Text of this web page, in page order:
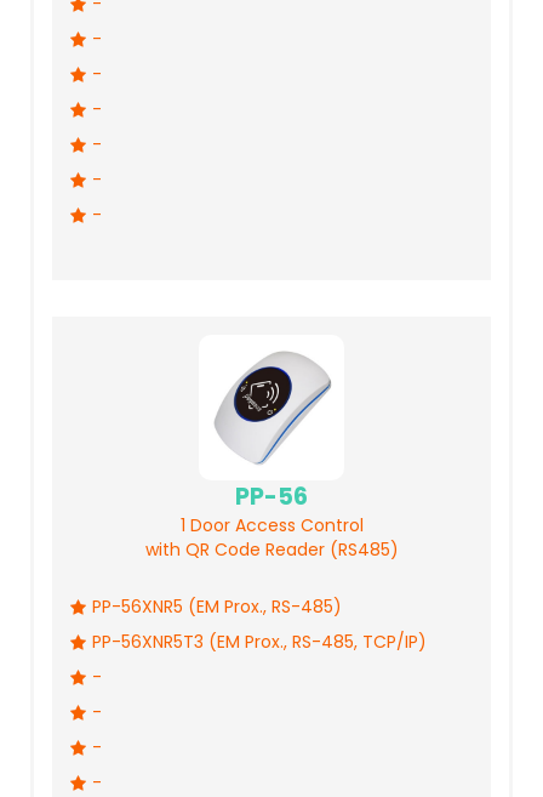
-
-
-
-
-
-
PP-56
1 Door Access Control
with QR Code Reader (RS485)
PP-56XNR5 (EM Prox., RS-485)
PP-56XNR5T3 (EM Prox., RS-485, TCP/IP)
-
-
-
-